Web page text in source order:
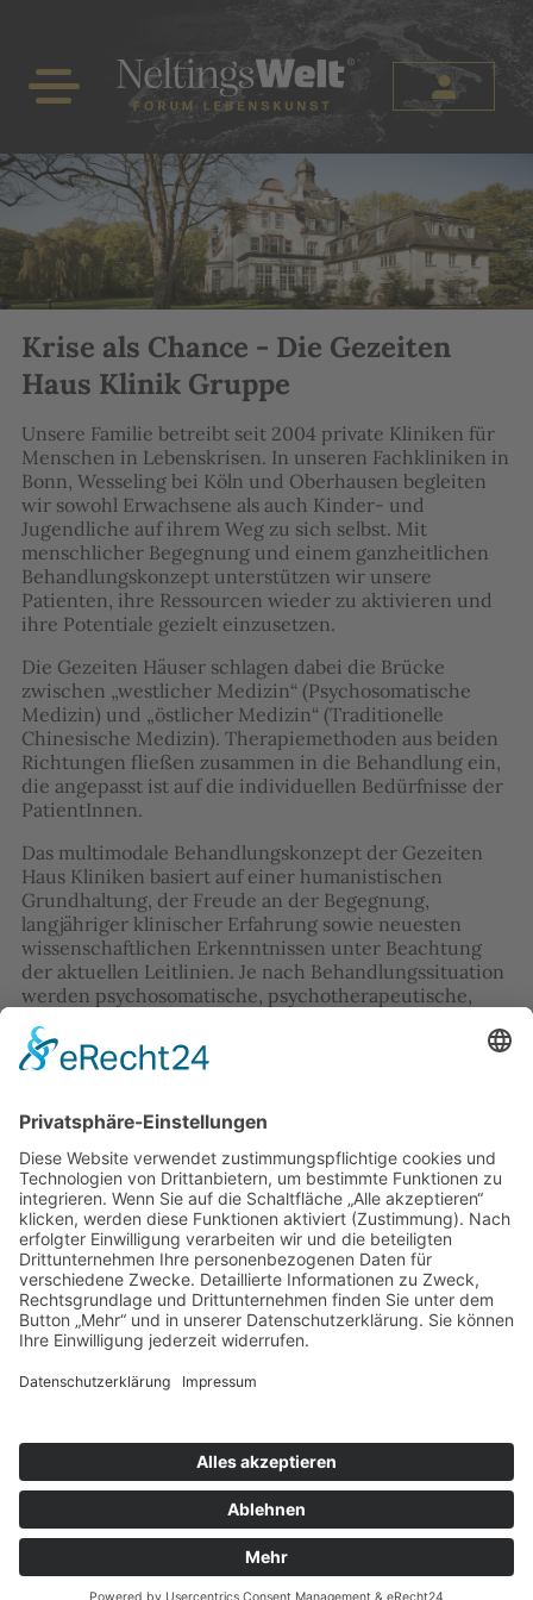
Krise als Chance - Die Gezeiten
Haus Klinik Gruppe
Unsere Familie betreibt seit 2004 private Kliniken für
Menschen in Lebenskrisen. In unseren Fachkliniken in
Bonn, Wesseling bei Köln und Oberhausen begleiten
wir sowohl Erwachsene als auch Kinder- und
Jugendliche auf ihrem Weg zu sich selbst. Mit
menschlicher Begegnung und einem ganzheitlichen
Behandlungskonzept unterstützen wir unsere
Patienten, ihre Ressourcen wieder zu aktivieren und
ihre Potentiale gezielt einzusetzen.
Die Gezeiten Häuser schlagen dabei die Brücke
zwischen „westlicher Medizin“ (Psychosomatische
Medizin) und „östlicher Medizin“ (Traditionelle
Chinesische Medizin). Therapiemethoden aus beiden
Richtungen fließen zusammen in die Behandlung ein,
die angepasst ist auf die individuellen Bedürfnisse der
PatientInnen.
Das multimodale Behandlungskonzept der Gezeiten
Haus Kliniken basiert auf einer humanistischen
Grundhaltung, der Freude an der Begegnung,
langjähriger klinischer Erfahrung sowie neuesten
wissenschaftlichen Erkenntnissen unter Beachtung
der aktuellen Leitlinien. Je nach Behandlungssituation
werden psychosomatische, psychotherapeutische,
und traditionell chinesische Therapieansätze in die
Behandlung integriert.
Falls Sie sich in einer Lebenskrise befinden sollten
oder abklären möchten, ob bzw. welche Form einer
Behandlung für Sie passend ist, wenden Sie sich gerne
vertrauensvoll an das Beratungsteam unserer Gezeiten
Haus Gruppe.
www.gezeitenhaus.de
Kontakt Karriere Impressum Datenschutz
info@neltings-welt.de
Dr. med. Manfred Nelting
Elke Nelting
Nina Nelting
Fritjof Nelting
Masterclass
Seminare & Coaching
Bücher der Familie Nelting
QiGong
Nelting AI
18 Bewegungen des QiGong (Einzeln)
18 Bewegungen als Übungsreihe
Offensichtlich-Blog
Empfehlungen
Veranstaltungen